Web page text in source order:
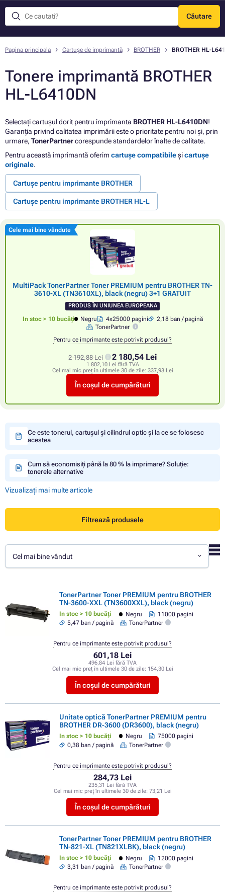
Căutare
Meniu
Pagina principala Cartușe de imprimantă BROTHER BROTHER HL-
Tonere imprimantă BROTHER
HL-L6410DN
Selectați cartușul dorit pentru imprimanta BROTHER HL-L6410DN!
Garanția privind calitatea imprimării este o prioritate pentru noi și, prin
urmare, TonerPartnercorespunde standardelor înalte de calitate.
Pentru această imprimantă oferimcartușe compatibileșicartușe
originale.
Cartușe pentru imprimante BROTHER
Cartușe pentru imprimante BROTHER HL-L
Cele mai bine vândute
MultiPack TonerPartner Toner PREMIUM pentru BROTHER TN-
3610-XL (TN3610XL), black (negru) 3+1 GRATUIT
PRODUS ÎN UNIUNEA EUROPEANA
In stoc > 10 bucăți Negru 4x25000 pagini
2,18 ban / pagină
TonerPartner
Pentru ce imprimante este potrivit produsul?
2 192,88 Lei 2 180,54 Lei
1 802,10 Lei fără TVA
Cel mai mic preț în ultimele 30 de zile: 337,93 Lei
În coșul de cumpărături
Ce este tonerul, cartușul și cilindrul optic și la ce se folosesc
acestea
Cum să economisiți până la 80 % la imprimare? Soluție:
tonerele alternative
Vizualizați mai multe articole
Filtrează produsele
Cel mai bine vândut
TonerPartner Toner PREMIUM pentru BROTHER
TN-3600-XXL (TN3600XXL), black (negru)
In stoc > 10 bucăți Negru
11000 pagini
5,47 ban / pagină
TonerPartner
601,18 Lei
496,84 Lei fără TVA
Cel mai mic preț în ultimele 30 de zile: 154,30 Lei
În coșul de cumpărături
Pentru ce imprimante este potrivit produsul?
Unitate optică TonerPartner PREMIUM pentru
BROTHER DR-3600 (DR3600), black (negru)
In stoc > 10 bucăți Negru
75000 pagini
0,38 ban / pagină
TonerPartner
284,73 Lei
235,31 Lei fără TVA
Cel mai mic preț în ultimele 30 de zile: 73,21 Lei
În coșul de cumpărături
Pentru ce imprimante este potrivit produsul?
TonerPartner Toner PREMIUM pentru BROTHER
TN-821-XL (TN821XLBK), black (negru)
In stoc > 10 bucăți Negru
12000 pagini
3,31 ban / pagină
TonerPartner
Pentru ce imprimante este potrivit produsul?